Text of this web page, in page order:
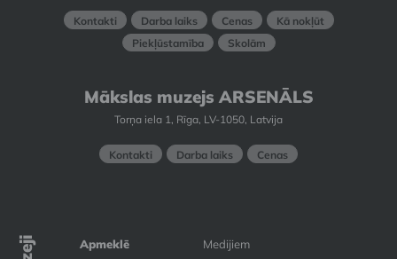
Kontakti Darba laiks Cenas
Kā nokļūt
Piekļūstamība
Skolām
Mākslas muzejs ARSENĀLS
Torņa iela 1, Rīga, LV-1050, Latvija
Kontakti Darba laiks Cenas
Apmeklē
Medijiem